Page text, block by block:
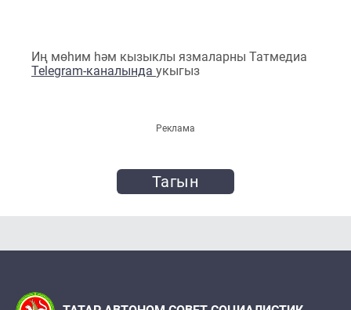
Иң мөһим һәм кызыклы язмаларны Татмедиа
Telegram-каналында укыгыз
Реклама
Тагын